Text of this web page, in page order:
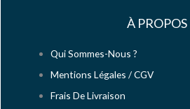
À PROPOS
Qui Sommes-Nous ?
Mentions Légales / CGV
Frais De Livraison